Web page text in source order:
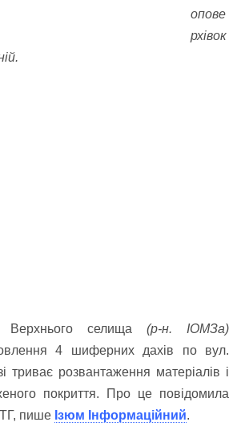
опове
рхівок
Верхнього селища (р-н. ІОМЗа)
4 шиферних дахів по вул.
триває розвантаження матеріалів і
покриття. Про це повідомила
ТГ, пише Ізюм Інформаційний.